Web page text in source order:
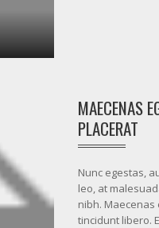
MAECENAS
PLACERAT
Nunc egestas,
leo, at
nibh. Maecenas
tincidunt libero.